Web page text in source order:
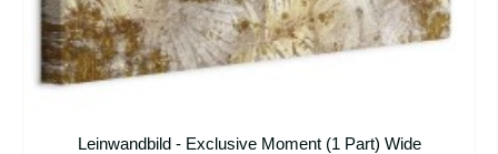
Leinwandbild - Exclusive Moment (1 Part) Wide